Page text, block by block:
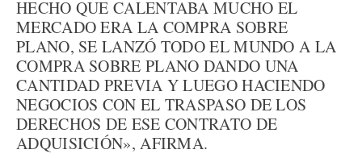
HECHO QUE CALENTABA MUCHO EL
MERCADO ERA LA COMPRA SOBRE
PLANO, SE LANZÓ TODO EL MUNDO A LA
COMPRA SOBRE PLANO DANDO UNA
CANTIDAD PREVIA Y LUEGO HACIENDO
NEGOCIOS CON EL TRASPASO DE LOS
DERECHOS DE ESE CONTRATO DE
ADQUISICIÓN», AFIRMA.